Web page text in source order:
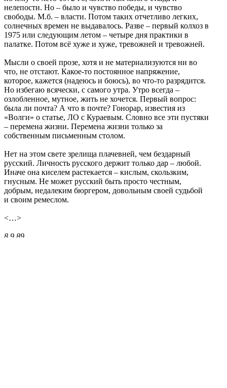
нелепости. Но – было и чувство победы, и чувство
свободы. М.б. – власти. Потом таких отчетливо легких,
солнечных времен не выдавалось. Разве – первый колхоз в
1975 или следующим летом – четыре дня практики в
палатке. Потом всё хуже и хуже, тревожней и тревожней.
Мысли о своей прозе, хотя и не материализуются ни во
что, не отстают. Какое-то постоянное напряжение,
которое, кажется (надеюсь и боюсь), во что-то разрядится.
Но избегаю всячески, с самого утра. Утро всегда –
озлобленное, мутное, жить не хочется. Первый вопрос:
была ли почта? А что в почте? Гонорар, известия из
«Волги» о статье, ЛО с Кураевым. Словно все эти пустяки
– перемена жизни. Перемена жизни только за
собственным письменным столом.
Нет на этом свете зрелища плачевней, чем бездарный
русский. Личность русского держит только дар – любой.
Иначе она киселем растекается – кислым, скользким,
гнусным. Не может русский быть просто честным,
добрым, недалеким бюргером, довольным своей судьбой
и своим ремеслом.
<…>
8.9.89.